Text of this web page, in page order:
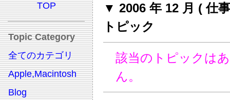
TOP
Topic Category
全てのカテゴリ
Apple,Macintosh
Blog
▼ 2006 年 12 月 ( 仕
トピック
該当のトピックは
ん。